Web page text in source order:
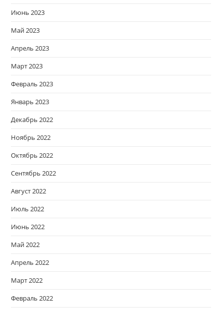
Июнь 2023
Май 2023
Апрель 2023
Март 2023
Февраль 2023
Январь 2023
Декабрь 2022
Ноябрь 2022
Октябрь 2022
Сентябрь 2022
Август 2022
Июль 2022
Июнь 2022
Май 2022
Апрель 2022
Март 2022
Февраль 2022